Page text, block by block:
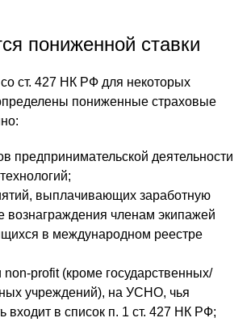
пониженной ставки
со ст. 427 НК РФ для некоторых
пониженные страховые
предпринимательской деятельности
выплачивающих заработную
вознаграждения членам экипажей
в международном реестре
non-profit (кроме государственных/
учреждений), на УСНО, чья
входит в список п. 1 ст. 427 НК РФ;